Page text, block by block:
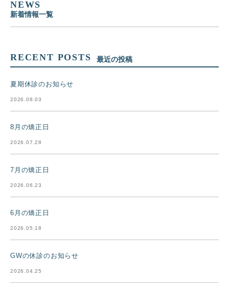
NEWS
新着情報一覧
RECENT POSTS 最近の投稿
夏期休診のお知らせ
2026.08.03
8月の矯正日
2026.07.28
7月の矯正日
2026.06.23
6月の矯正日
2026.05.18
GWの休診のお知らせ
2026.04.25